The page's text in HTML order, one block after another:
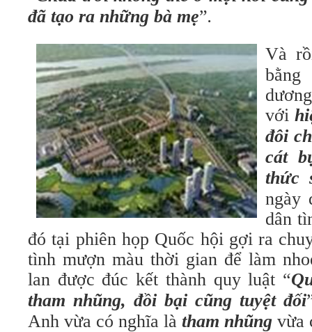
đã tạo ra những bà mẹ”.
Và
với
đôi
cát
thức
ngày
dân
đó tại phiên họp Quốc hội gợi ra
tình mượn màu thời gian để làm
lan được đúc kết thành quy luật “
tham nhũng, đồi bại cũng tuyệt đối
Anh vừa có nghĩa là tham nhũng vừa